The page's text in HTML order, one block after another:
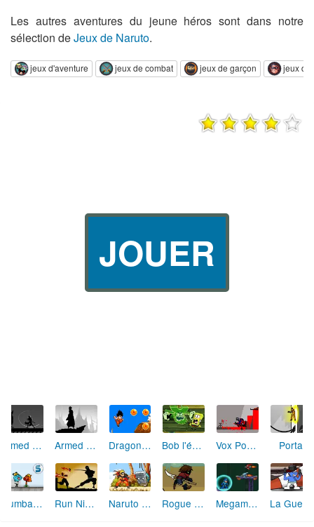
Les autres aventures du jeune héros sont dans notre
sélection deJeux de Naruto.
jeux d'aventure jeux de combat jeux de garçon jeux de
JOUER
Armed with Wings 3 Armed with Wings 2 Dragon Ball Z Goku Jump Bob l'éponge et le vaisseau fantôme Vox Populi Vox Dei Portal
Gumball et Darwin : Hard Hat Hustle Run Ninja Run 2 Naruto Fighting Rogue Soul 2 Megaman